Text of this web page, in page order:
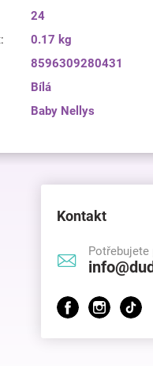
24
:
0.17 kg
8596309280431
Bílá
Baby Nellys
Kontakt
Potřebujete